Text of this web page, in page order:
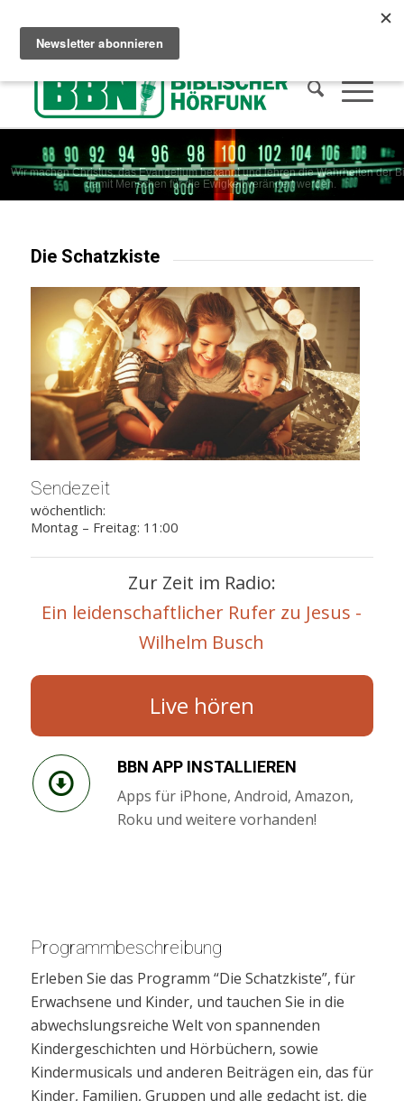
Wir machen Christus, das Evangelium bekannt und lehren die Wahrheiten der
damit Menschen für die Ewigkeit verändert werden.
Die Schatzkiste
Sendezeit
wöchentlich:
Montag – Freitag: 11:00
Zur Zeit im Radio:
Ein leidenschaftlicher Rufer zu Jesus -
Wilhelm Busch
Live hören
BBN APP INSTALLIEREN
Apps für iPhone, Android, Amazon,
Roku und weitere vorhanden!
Programmbeschreibung
Erleben Sie das Programm “Die Schatzkiste”, für
Erwachsene und Kinder, und tauchen Sie in die
abwechslungsreiche Welt von spannenden
Kindergeschichten und Hörbüchern, sowie
Kindermusicals und anderen Beiträgen ein, das für
Kinder, Familien, Gruppen und alle gedacht ist, die